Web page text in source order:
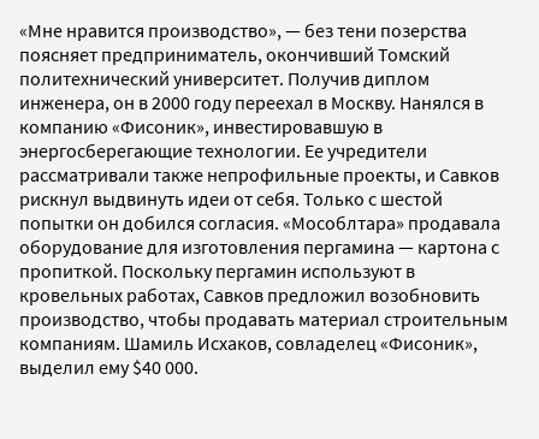
«Мне нравится производство», — без тени позерства
поясняет предприниматель, окончивший Томский
политехнический университет. Получив диплом
инженера, он в 2000 году переехал в Москву. Нанялся в
компанию «Фисоник», инвестировавшую в
энергосберегающие технологии. Ее учредители
рассматривали также непрофильные проекты, и Савков
рискнул выдвинуть идеи от себя. Только с шестой
попытки он добился согласия. «Мособлтара» продавала
оборудование для изготовления пергамина — картона с
пропиткой. Поскольку пергамин используют в
кровельных работах, Савков предложил возобновить
производство, чтобы продавать материал строительным
компаниям. Шамиль Исхаков, совладелец «Фисоник»,
выделил ему $40 000.